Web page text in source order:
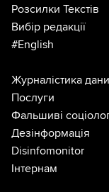
Розсилки Текстів
Вибір редакції
#English
Журналістика
Послуги
Фальшиві
Дезінформація
Disinfomonitor
Інтернам